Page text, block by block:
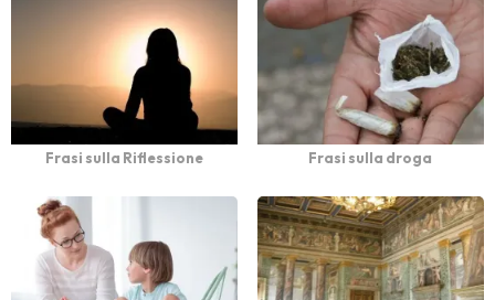
Frasi sulla Riflessione Frasi sulla droga